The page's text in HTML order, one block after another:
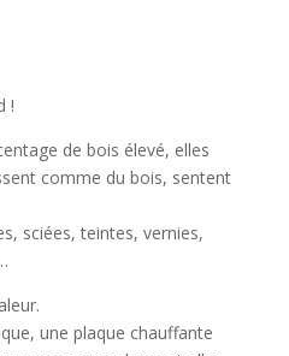
!
de bois élevé, elles
comme du bois, sentent
sciées, teintes, vernies,
une plaque chauffante